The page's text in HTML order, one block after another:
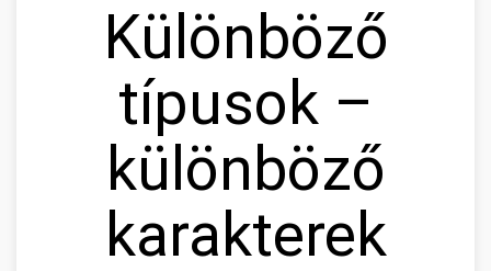
Különböző
típusok –
különböző
karakterek